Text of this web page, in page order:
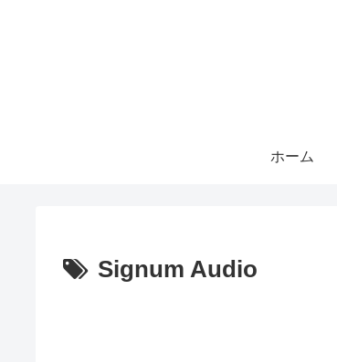
ホーム
Signum Audio